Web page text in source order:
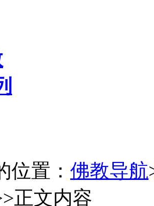
位置： 佛教导航
正文内容